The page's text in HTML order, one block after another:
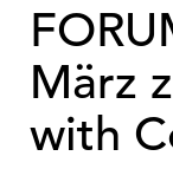
März
with